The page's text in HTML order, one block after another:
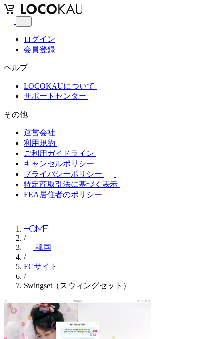
ログイン
会員登録
ヘルプ
LOCOKAUについて
サポートセンター
その他
運営会社
利用規約
ご利用ガイドライン
キャンセルポリシー
プライバシーポリシー
特定商取引法に基づく表示
EEA居住者のポリシー
Home
/
韓国
/
ECサイト
/
Swingset（スウィングセット）